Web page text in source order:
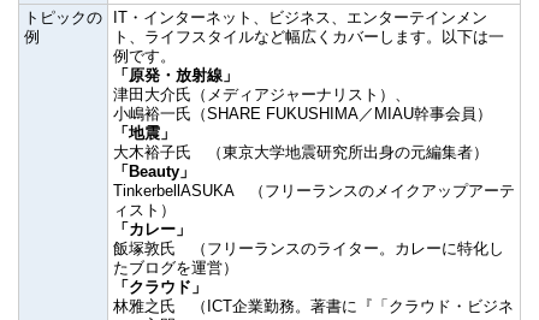
トピックの
例
IT・インターネット、ビジネス、エンターテインメン
ト、ライフスタイルなど幅広くカバーします。以下は一
例です。
「原発・放射線」
津田大介氏（メディアジャーナリスト）、
小嶋裕一氏（SHARE FUKUSHIMA／MIAU幹事会員）
「地震」
大木裕子氏 （東京大学地震研究所出身の元編集者）
「Beauty」
TinkerbellASUKA （フリーランスのメイクアップアーテ
ィスト）
「カレー」
飯塚敦氏 （フリーランスのライター。カレーに特化し
たブログを運営）
「クラウド」
林雅之氏 （ICT企業勤務。著書に『「クラウド・ビジネ